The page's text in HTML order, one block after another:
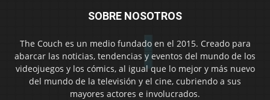
SOBRE NOSOTROS
The Couch es un medio fundado en el 2015. Creado para
abarcar las noticias, tendencias y eventos del mundo de los
videojuegos y los cómics, al igual que lo mejor y más nuevo
del mundo de la televisión y el cine, cubriendo a sus
mayores actores e involucrados.